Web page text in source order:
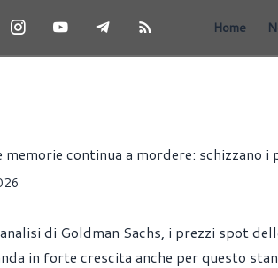
Home
memorie continua a mordere: schizzano i
di Goldman Sachs, i prezzi spot
in forte crescita anche per questo